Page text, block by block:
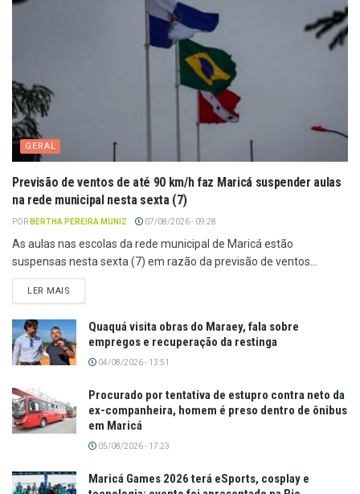
GERAL
Previsão de ventos de até 90 km/h faz Maricá suspender aulas
na rede municipal nesta sexta (7)
POR BERTHA PEREIRA MUNIZ 07/08/2026 - 09:28
As aulas nas escolas da rede municipal de Maricá estão
suspensas nesta sexta (7) em razão da previsão de ventos...
LER MAIS
Quaquá visita obras do Maraey, fala sobre
empregos e recuperação da restinga
04/08/2026 - 13:51
Procurado por tentativa de estupro contra neto da
ex-companheira, homem é preso dentro de ônibus
em Maricá
05/08/2026 - 17:23
Maricá Games 2026 terá eSports, cosplay e